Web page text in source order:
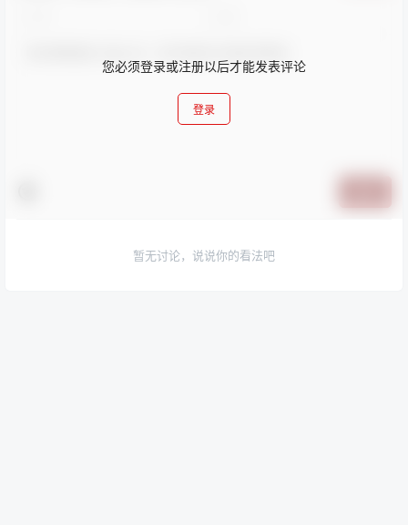
您必须登录或注册以后才能发表评论
登录
暂无讨论，说说你的看法吧